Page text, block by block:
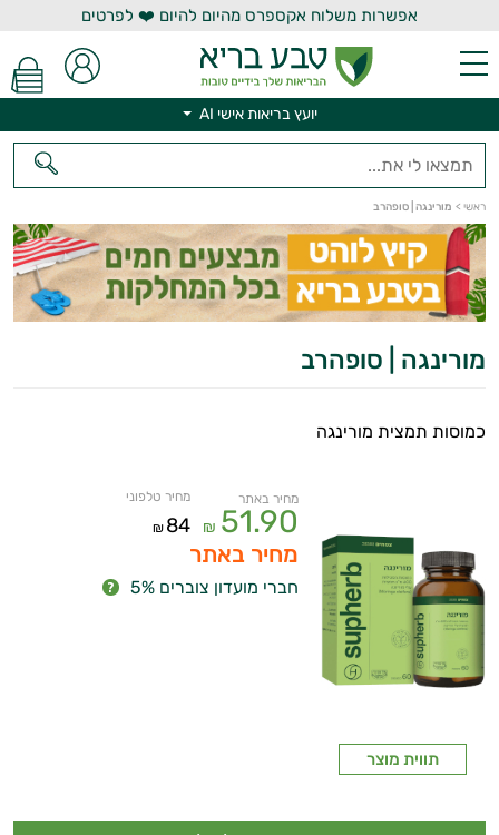
אפשרות משלוח אקספרס מהיום להיום ❤️ לפרטים
יועץ בריאות אישי AI
ראשי > מורינגה | סופהרב
מורינגה | סופהרב
כמוסות תמצית מורינגה
תווית מוצר
מחיר באתר
51.90
₪
מחיר טלפוני
84
₪
מחיר באתר
חברי מועדון צוברים 5%